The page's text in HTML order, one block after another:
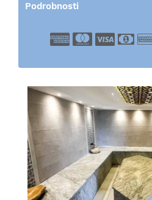
Podrobnosti
American Express
Master Card
Visa